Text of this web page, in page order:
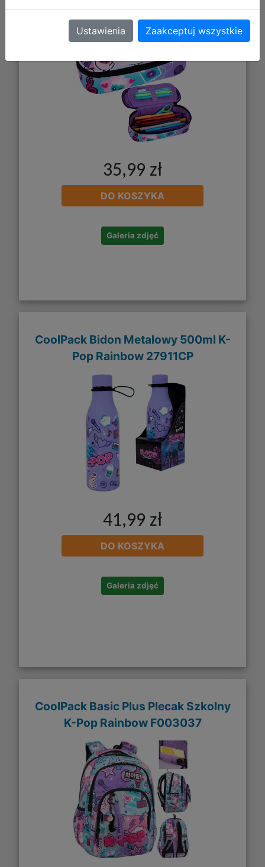
35,99 zł
DO KOSZYKA
Galeria zdjęć
CoolPack Bidon Metalowy 500ml K-
Pop Rainbow 27911CP
41,99 zł
DO KOSZYKA
Galeria zdjęć
CoolPack Basic Plus Plecak Szkolny
K-Pop Rainbow F003037
Ustawienia Zaakceptuj wszystkie